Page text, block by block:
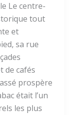
Le centre-
tout
et
sa rue
de cafés
prospère
était l’un
les plus